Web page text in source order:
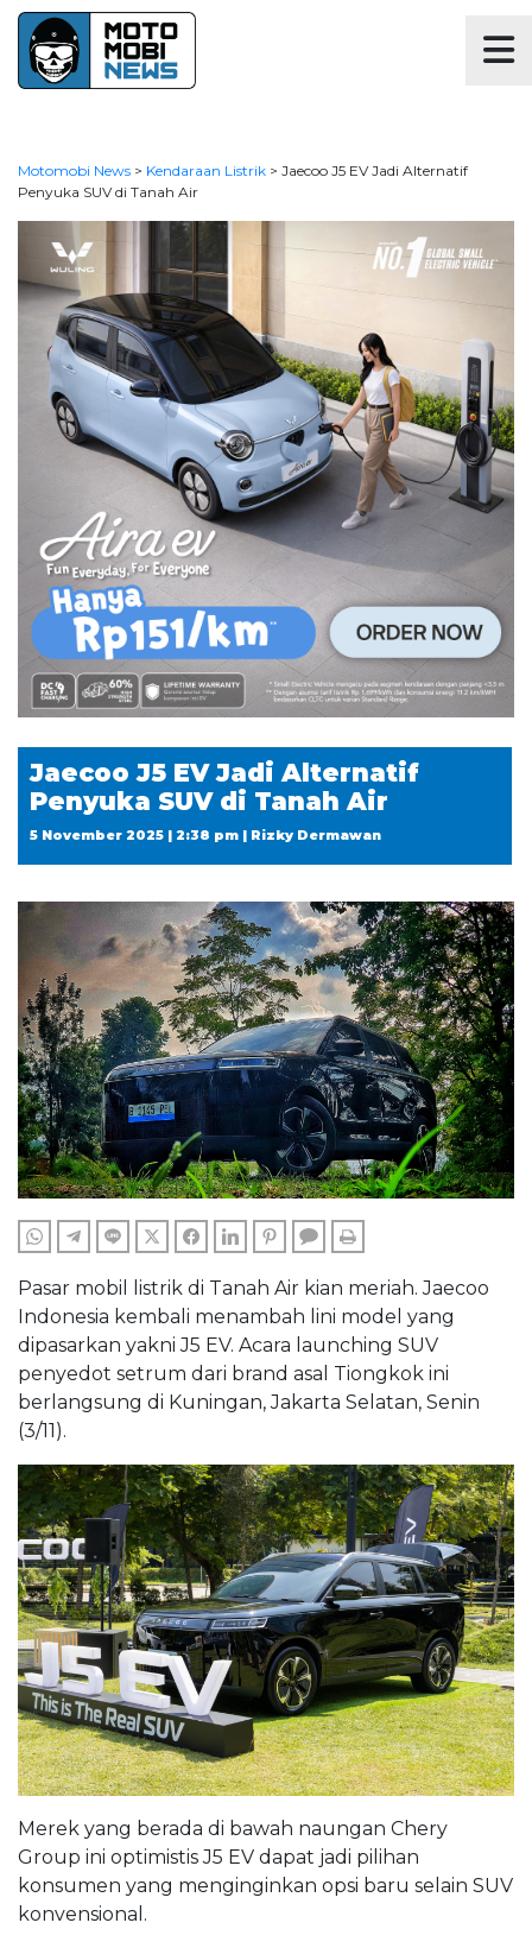
Motomobi News > Kendaraan Listrik > Jaecoo J5 EV Jadi Alternatif
Penyuka SUV di Tanah Air
Jaecoo J5 EV Jadi Alternatif
Penyuka SUV di Tanah Air
5 November 2025 | 2:38 pm | Rizky Dermawan
WHATSAPPTELEGRAM
LINE TWITTERFACEBOOKLINKEDINPINTERESTCOMMENTS
Pasar mobil listrik di Tanah Air kian meriah. Jaecoo
Indonesia kembali menambah lini model yang
dipasarkan yakni J5 EV. Acara launching SUV
penyedot setrum dari brand asal Tiongkok ini
berlangsung di Kuningan, Jakarta Selatan, Senin
(3/11).
Merek yang berada di bawah naungan Chery
Group ini optimistis J5 EV dapat jadi pilihan
konsumen yang menginginkan opsi baru selain SUV
konvensional.